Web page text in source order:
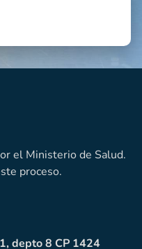
el Ministerio de Salud.
proceso.
depto 8 CP 1424